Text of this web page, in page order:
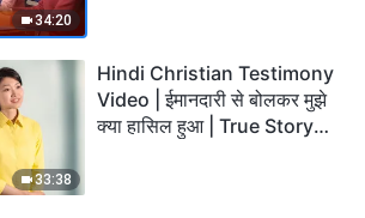
34:20
33:38
Hindi Christian Testimony
Video | ईमानदारी से बोलकर मुझे
क्या हासिल हुआ | True Story